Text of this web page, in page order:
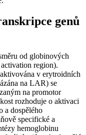
genů
od globinových
region).
v erytroidních
na LAR) se
na promotor
rozhoduje o aktivaci
a dospělého
specifické a
hemoglobinu